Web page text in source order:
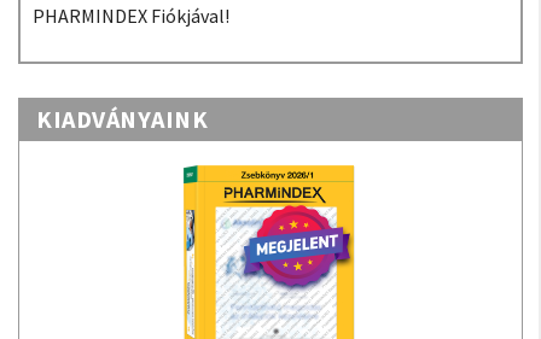
PHARMINDEX Fiókjával!
KIADVÁNYAINK